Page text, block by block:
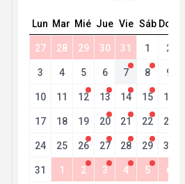
Lun Mar Mié Jue Vie Sáb Dom
27 28 29 30 31 1 2
3 4 5 6 7 8 9
10 11 12 13 14 15 16
17 18 19 20 21 22 23
24 25 26 27 28 29 30
31 1 2 3 4 5 6